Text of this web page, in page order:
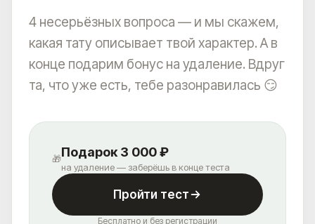
4 несерьёзных вопроса — и мы скажем,
какая тату описывает твой характер. А в
конце подарим бонус на удаление. Вдруг
та, что уже есть, тебе разонравилась 😏
🎁Подарок 3 000 ₽
на удаление — заберёшь в конце теста
Пройти тест
Бесплатно и без регистрации
ЧТО? ГДЕ? КАК?
ВЫ УДИВИТЕСЬ, НАСКОЛЬКО ЭТО
ЛЕГКО И УДОБНО
КАК ДО НАС ДОБРАТЬСЯ?